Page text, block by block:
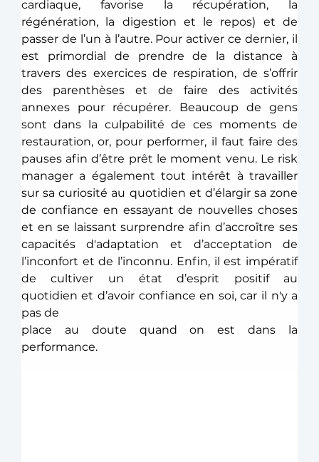
cardiaque, favorise la récupération, la
régénération, la digestion et le repos) et de
passer de l’un à l’autre. Pour activer ce dernier, il
est primordial de prendre de la distance à
travers des exercices de respiration, de s’offrir
des parenthèses et de faire des activités
annexes pour récupérer. Beaucoup de gens
sont dans la culpabilité de ces moments de
restauration, or, pour performer, il faut faire des
pauses afin d’être prêt le moment venu. Le risk
manager a également tout intérêt à travailler
sur sa curiosité au quotidien et d’élargir sa zone
de confiance en essayant de nouvelles choses
et en se laissant surprendre afin d’accroître ses
capacités d'adaptation et d’acceptation de
l’inconfort et de l’inconnu. Enfin, il est impératif
de cultiver un état d’esprit positif au
quotidien et d’avoir confiance en soi, car il n'y a
pas de
place au doute quand on est dans la
performance.